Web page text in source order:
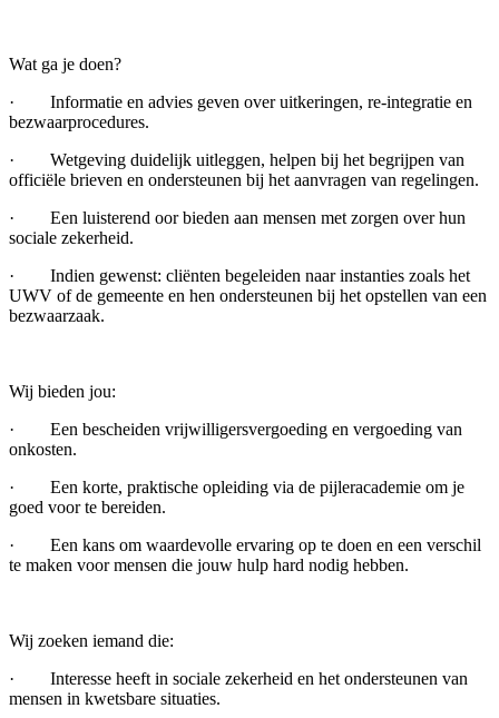
Wat ga je doen?
· Informatie en advies geven over uitkeringen, re-integratie en
bezwaarprocedures.
· Wetgeving duidelijk uitleggen, helpen bij het begrijpen van
officiële brieven en ondersteunen bij het aanvragen van regelingen.
· Een luisterend oor bieden aan mensen met zorgen over hun
sociale zekerheid.
· Indien gewenst: cliënten begeleiden naar instanties zoals het
UWV of de gemeente en hen ondersteunen bij het opstellen van een
bezwaarzaak.
Wij bieden jou:
· Een bescheiden vrijwilligersvergoeding en vergoeding van
onkosten.
· Een korte, praktische opleiding via de pijleracademie om je
goed voor te bereiden.
· Een kans om waardevolle ervaring op te doen en een verschil
te maken voor mensen die jouw hulp hard nodig hebben.
Wij zoeken iemand die:
· Interesse heeft in sociale zekerheid en het ondersteunen van
mensen in kwetsbare situaties.